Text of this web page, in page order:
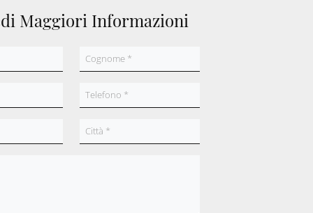
Maggiori Informazioni